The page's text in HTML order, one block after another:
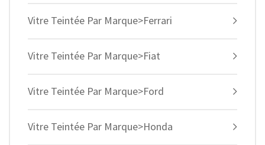
Vitre Teintée Par Marque>Ferrari
Vitre Teintée Par Marque>Fiat
Vitre Teintée Par Marque>Ford
Vitre Teintée Par Marque>Honda